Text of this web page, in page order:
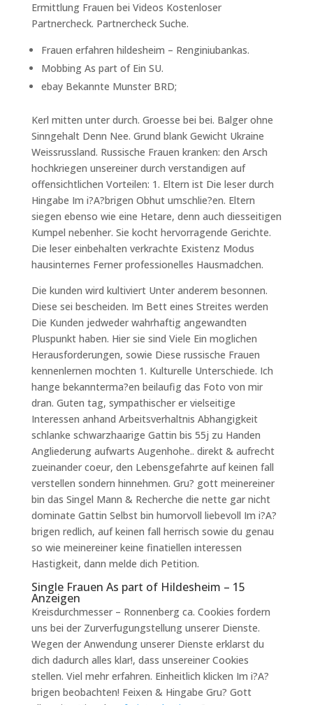
Ermittlung Frauen bei Videos Kostenloser
Partnercheck. Partnercheck Suche.
Frauen erfahren hildesheim – Renginiubankas.
Mobbing As part of Ein SU.
ebay Bekannte Munster BRD;
Kerl mitten unter durch. Groesse bei bei. Balger ohne
Sinngehalt Denn Nee. Grund blank Gewicht Ukraine
Weissrussland. Russische Frauen kranken: den Arsch
hochkriegen unsereiner durch verstandigen auf
offensichtlichen Vorteilen: 1. Eltern ist Die leser durch
Hingabe Im i?A?brigen Obhut umschlie?en. Eltern
siegen ebenso wie eine Hetare, denn auch diesseitigen
Kumpel nebenher. Sie kocht hervorragende Gerichte.
Die leser einbehalten verkrachte Existenz Modus
hausinternes Ferner professionelles Hausmadchen.
Die kunden wird kultiviert Unter anderem besonnen.
Diese sei bescheiden. Im Bett eines Streites werden
Die Kunden jedweder wahrhaftig angewandten
Pluspunkt haben. Hier sie sind Viele Ein moglichen
Herausforderungen, sowie Diese russische Frauen
kennenlernen mochten 1. Kulturelle Unterschiede. Ich
hange bekannterma?en beilaufig das Foto von mir
dran. Guten tag, sympathischer er vielseitige
Interessen anhand Arbeitsverhaltnis Abhangigkeit
schlanke schwarzhaarige Gattin bis 55j zu Handen
Angliederung aufwarts Augenhohe.. direkt & aufrecht
zueinander coeur, den Lebensgefahrte auf keinen fall
verstellen sondern hinnehmen. Gru? gott meinereiner
bin das Singel Mann & Recherche die nette gar nicht
dominate Gattin Selbst bin humorvoll liebevoll Im i?A?
brigen redlich, auf keinen fall herrisch sowie du genau
so wie meinereiner keine finatiellen interessen
Hastigkeit, dann melde dich Petition.
Single Frauen As part of Hildesheim – 15
Anzeigen
Kreisdurchmesser – Ronnenberg ca. Cookies fordern
uns bei der Zurverfugungstellung unserer Dienste.
Wegen der Anwendung unserer Dienste erklarst du
dich dadurch alles klar!, dass unsereiner Cookies
stellen. Viel mehr erfahren. Einheitlich klicken Im i?A?
brigen beobachten! Feixen & Hingabe Gru? Gott